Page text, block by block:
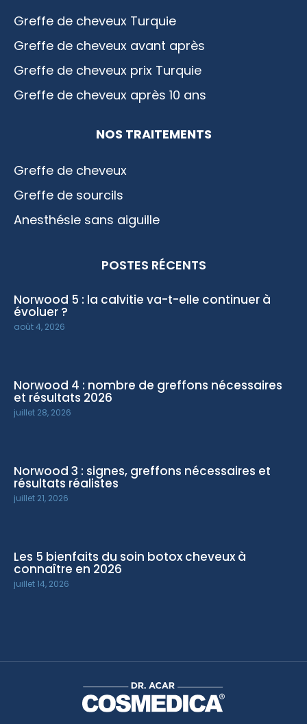
Greffe de cheveux Turquie
Greffe de cheveux avant après
Greffe de cheveux prix Turquie
Greffe de cheveux après 10 ans
NOS TRAITEMENTS
Greffe de cheveux
Greffe de sourcils
Anesthésie sans aiguille
POSTES RÉCENTS
Norwood 5 : la calvitie va-t-elle continuer à
évoluer ?
août 4, 2026
Norwood 4 : nombre de greffons nécessaires
et résultats 2026
juillet 28, 2026
Norwood 3 : signes, greffons nécessaires et
résultats réalistes
juillet 21, 2026
Les 5 bienfaits du soin botox cheveux à
connaître en 2026
juillet 14, 2026